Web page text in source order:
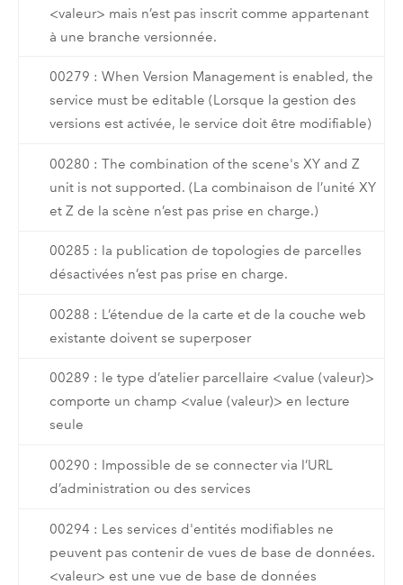
<valeur> mais n’est pas inscrit comme appartenant
à une branche versionnée.
00279 : When Version Management is enabled, the
service must be editable (Lorsque la gestion des
versions est activée, le service doit être modifiable)
00280 : The combination of the scene's XY and Z
unit is not supported. (La combinaison de l’unité XY
et Z de la scène n’est pas prise en charge.)
00285 : la publication de topologies de parcelles
désactivées n’est pas prise en charge.
00288 : L’étendue de la carte et de la couche web
existante doivent se superposer
00289 : le type d’atelier parcellaire <value (valeur)>
comporte un champ <value (valeur)> en lecture
seule
00290 : Impossible de se connecter via l’URL
d’administration ou des services
00294 : Les services d'entités modifiables ne
peuvent pas contenir de vues de base de données.
<valeur> est une vue de base de données